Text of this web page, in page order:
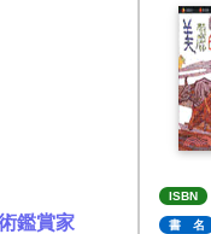
鑑賞家
ISBN
書 名